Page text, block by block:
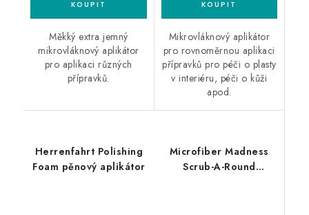
Měkký extra jemný
mikrovláknový aplikátor
pro aplikaci různých
přípravků.
Mikrovláknový aplikátor
pro rovnoměrnou aplikaci
přípravků pro péči o plasty
v interiéru, péči o kůži
apod.
Herrenfahrt Polishing
Foam pěnový aplikátor
Microfiber Madness
Scrub-A-Round